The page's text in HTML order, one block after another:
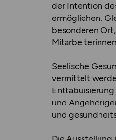
der Intention
ermöglichen.
besonderen
Seelische
vermittelt
und
und